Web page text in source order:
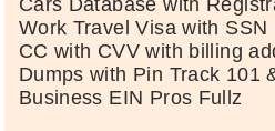
Work Travel Visa with SSN
CC with CVV with billing
Dumps with Pin Track 101
Business EIN Pros Fullz